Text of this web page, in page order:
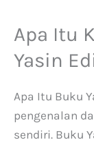
Apa Itu
Yasin
Apa Itu Buku
pengenalan
sendiri. Buku